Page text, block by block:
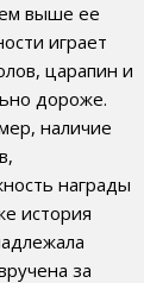
выше ее
играет
царапин и
дороже.
наличие
награды
история
за